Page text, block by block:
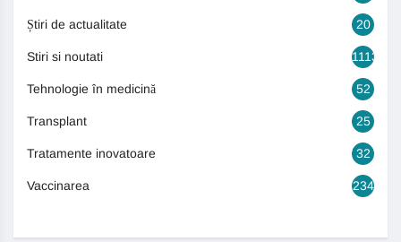
Știri de actualitate 20
Stiri si noutati 1113
Tehnologie în medicină 52
Transplant 25
Tratamente inovatoare 32
Vaccinarea 234